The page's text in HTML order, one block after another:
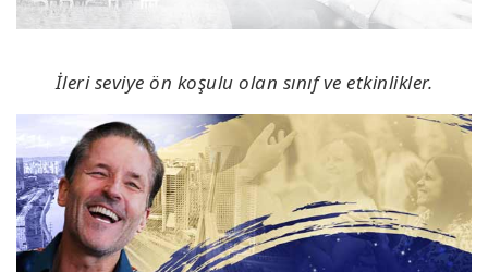
İleri seviye ön koşulu olan sınıf ve etkinlikler.